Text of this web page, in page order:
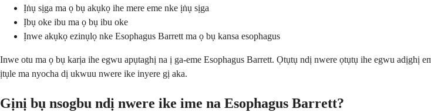
Ịṅụ sịga ma ọ bụ akụkọ ihe mere eme nke ịṅụ sịga
Ịbụ oke ibu ma ọ bụ ibu oke
Ịnwe akụkọ ezinụlọ nke Esophagus Barrett ma ọ bụ kansa esophagus
Inwe otu ma ọ bụ karịa ihe egwu apụtaghị na ị ga-eme Esophagus Barrett. Ọtụtụ ndị nwere ọtụtụ ihe egwu adịghị
ịtụle ma nyocha dị ukwuu nwere ike inyere gị aka.
Gịnị bụ nsogbu ndị nwere ike ime na Esophagus Barrett?